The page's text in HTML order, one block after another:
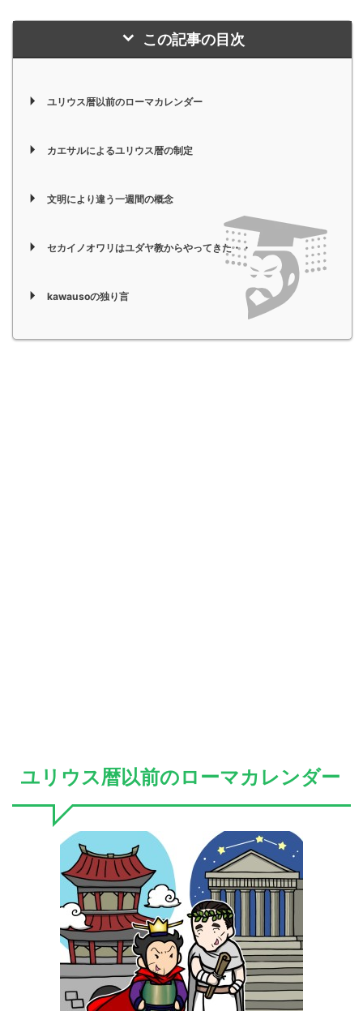
この記事の目次
ユリウス暦以前のローマカレンダー
カエサルによるユリウス暦の制定
文明により違う一週間の概念
セカイノオワリはユダヤ教からやってきた・・
kawausoの独り言
ユリウス暦以前のローマカレンダー